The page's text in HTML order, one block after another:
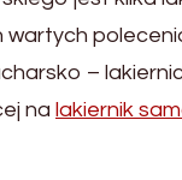
–
na lakiernik